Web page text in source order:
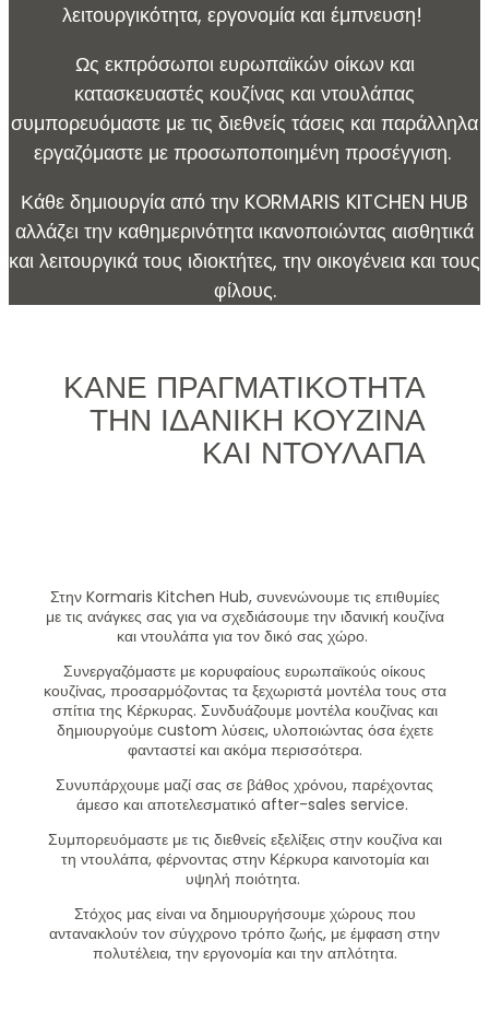
λειτουργικότητα, εργονομία και έμπνευση!
Ως εκπρόσωποι ευρωπαϊκών οίκων και
κατασκευαστές κουζίνας και ντουλάπας
συμπορευόμαστε με τις διεθνείς τάσεις και παράλληλα
εργαζόμαστε με προσωποποιημένη προσέγγιση.
Κάθε δημιουργία από την KORMARIS KITCHEN HUB
αλλάζει την καθημερινότητα ικανοποιώντας αισθητικά
και λειτουργικά τους ιδιοκτήτες, την οικογένεια και τους
φίλους.
ΚΑΝΕ ΠΡΑΓΜΑΤΙΚΟΤΗΤΑ
ΤΗΝ ΙΔΑΝΙΚΗ ΚΟΥΖΙΝΑ
ΚΑΙ ΝΤΟΥΛΑΠΑ
Στην Kormaris Kitchen Hub, συνενώνουμε τις επιθυμίες
με τις ανάγκες σας για να σχεδιάσουμε την ιδανική κουζίνα
και ντουλάπα για τον δικό σας χώρο.
Συνεργαζόμαστε με κορυφαίους ευρωπαϊκούς οίκους
κουζίνας, προσαρμόζοντας τα ξεχωριστά μοντέλα τους στα
σπίτια της Κέρκυρας. Συνδυάζουμε μοντέλα κουζίνας και
δημιουργούμε custom λύσεις, υλοποιώντας όσα έχετε
φανταστεί και ακόμα περισσότερα.
Συνυπάρχουμε μαζί σας σε βάθος χρόνου, παρέχοντας
άμεσο και αποτελεσματικό after-sales service.
Συμπορευόμαστε με τις διεθνείς εξελίξεις στην κουζίνα και
τη ντουλάπα, φέρνοντας στην Κέρκυρα καινοτομία και
υψηλή ποιότητα.
Στόχος μας είναι να δημιουργήσουμε χώρους που
αντανακλούν τον σύγχρονο τρόπο ζωής, με έμφαση στην
πολυτέλεια, την εργονομία και την απλότητα.